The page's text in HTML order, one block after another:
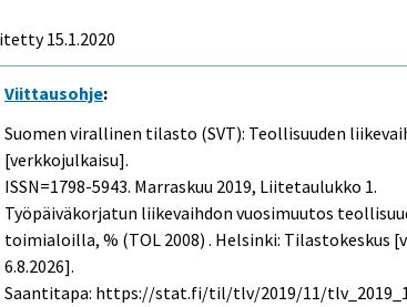
15.1.2020
Viittausohje:
Suomen virallinen tilasto (SVT): Teollisuuden
[verkkojulkaisu].
ISSN=1798-5943. Marraskuu 2019, Liitetaulukko 1.
Työpäiväkorjatun liikevaihdon vuosimuutos
toimialoilla, % (TOL 2008) . Helsinki: Tilastokeskus
6.8.2026].
Saantitapa: https://stat.fi/til/tlv/2019/11/